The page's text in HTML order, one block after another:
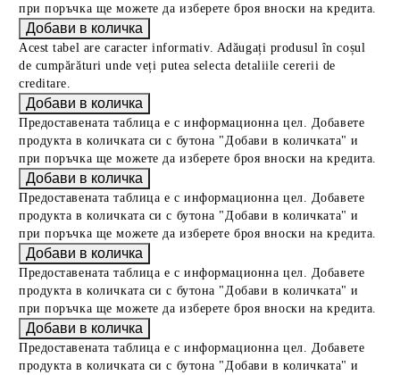
при поръчка ще можете да изберете броя вноски на кредита.
Acest tabel are caracter informativ. Adăugați produsul în coșul
de cumpărături unde veți putea selecta detaliile cererii de
creditare.
Предоставената таблица е с информационна цел. Добавете
продукта в количката си с бутона "Добави в количката" и
при поръчка ще можете да изберете броя вноски на кредита.
Предоставената таблица е с информационна цел. Добавете
продукта в количката си с бутона "Добави в количката" и
при поръчка ще можете да изберете броя вноски на кредита.
Предоставената таблица е с информационна цел. Добавете
продукта в количката си с бутона "Добави в количката" и
при поръчка ще можете да изберете броя вноски на кредита.
Предоставената таблица е с информационна цел. Добавете
продукта в количката си с бутона "Добави в количката" и